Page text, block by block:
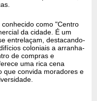
conhecido como "Centro
da cidade. É um
entrelaçam, destacando-
coloniais a arranha-
de compras e
uma rica cena
que convida moradores e